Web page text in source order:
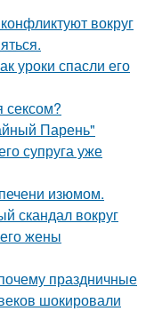
вокруг
уроки спасли его
сексом?
Парень"
супруга уже
изюмом.
скандал вокруг
жены
праздничные
шокировали